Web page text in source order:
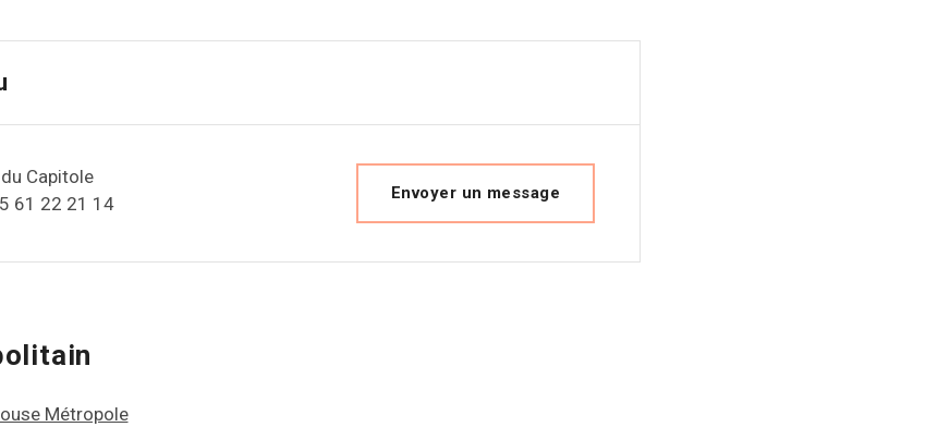
Capitole
61 22 21 14
Envoyer un message
Métropole